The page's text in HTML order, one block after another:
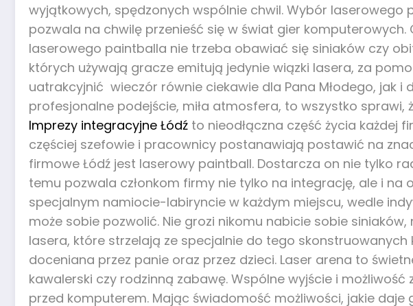
wyjątkowych, spędzonych wspólnie chwil. Wybór
pozwala na chwilę przenieść się w świat gier
laserowego paintballa nie trzeba obawiać się siniaków czy
których używają gracze emitują jedynie wiązki lasera, za
uatrakcyjnić wieczór równie ciekawie dla Pana Młodego, jak i
profesjonalne podejście, miła atmosfera, to wszystko sprawi,
Imprezy integracyjne Łódź to nieodłączna część życia każdej
częściej szefowie i pracownicy postanawiają postawić na
firmowe Łódź jest laserowy paintball. Dostarcza on nie tylko
temu pozwala członkom firmy nie tylko na integrację, ale i
specjalnym namiocie-labiryncie w każdym miejscu, wedle
może sobie pozwolić. Nie grozi nikomu nabicie sobie
lasera, które strzelają ze specjalnie do tego
doceniana przez panie oraz przez dzieci. Laser arena to
kawalerski czy rodzinną zabawę. Wspólne wyjście i
przed komputerem. Mając świadomość możliwości, jakie